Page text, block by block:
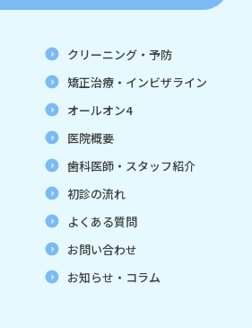
クリーニング・予防
矯正治療・インビザライン
オールオン4
医院概要
歯科医師・スタッフ紹介
初診の流れ
よくある質問
お問い合わせ
お知らせ・コラム